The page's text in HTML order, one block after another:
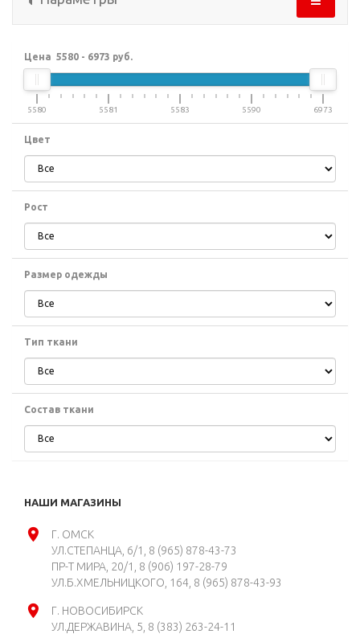
Цена 5580 - 6973 руб.
5580 5581 5583 5590 6973
Цвет
Рост
Размер одежды
Тип ткани
Состав ткани
НАШИ МАГАЗИНЫ
Г. ОМСК
УЛ.СТЕПАНЦА, 6/1
8 (965) 878-43-73
ПР-Т МИРА, 20/1
8 (906) 197-28-79
УЛ.Б.ХМЕЛЬНИЦКОГО, 164 8 (965) 878-43-93
Г. НОВОСИБИРСК
УЛ.ДЕРЖАВИНА, 5 8 (383) 263-24-11